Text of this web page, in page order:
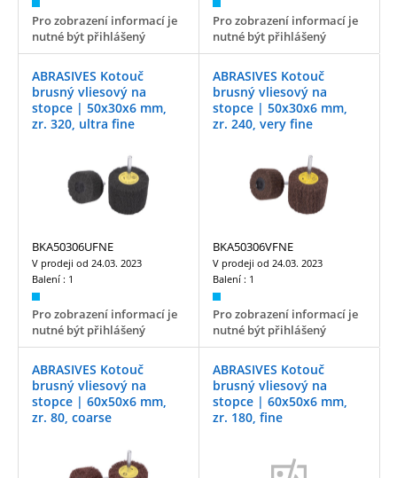
Pro zobrazení informací je
nutné být přihlášený
Pro zobrazení informací je
nutné být přihlášený
ABRASIVES Kotouč
brusný vliesový na
stopce | 50x30x6 mm,
zr. 320, ultra fine
BKA50306UFNE
V prodeji od 24.03. 2023
Balení : 1
Pro zobrazení informací je
nutné být přihlášený
ABRASIVES Kotouč
brusný vliesový na
stopce | 50x30x6 mm,
zr. 240, very fine
BKA50306VFNE
V prodeji od 24.03. 2023
Balení : 1
Pro zobrazení informací je
nutné být přihlášený
ABRASIVES Kotouč
brusný vliesový na
stopce | 60x50x6 mm,
zr. 80, coarse
ABRASIVES Kotouč
brusný vliesový na
stopce | 60x50x6 mm,
zr. 180, fine